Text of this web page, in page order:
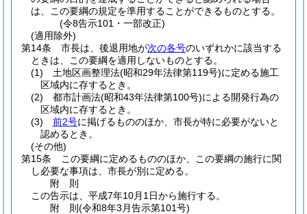
は、この要綱の規定を準用することができるものとする。
(令8告示101・一部改正)
(適用除外)
第14条
市長は、後退用地が次の各号のいずれかに該当する
ときは、この要綱を適用しないものとする。
(1)
土地区画整理法(昭和29年法律第119号)に定める施工
区域内に存するとき。
(2)
都市計画法(昭和43年法律第100号)による開発行為の
区域内に存するとき。
(3)
前2号に掲げるもののほか、市長が特に必要がないと
認めるとき。
(その他)
第15条
この要綱に定めるもののほか、この要綱の施行に関
し必要な事項は、市長が別に定める。
附 則
この告示は、平成7年10月1日から施行する。
附 則(令和8年3月告示第101号)